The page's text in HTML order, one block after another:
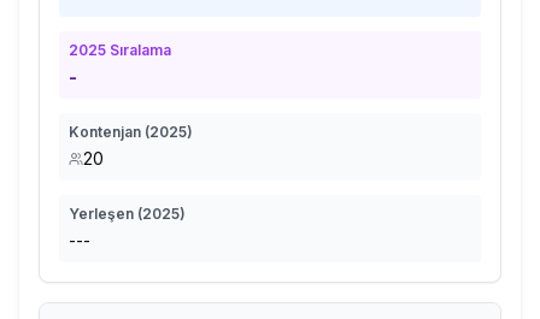
2025 Sıralama
-
Kontenjan (2025)
20
Yerleşen (2025)
---